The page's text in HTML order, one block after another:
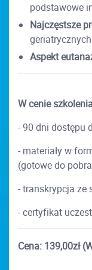
podstawowe
Najczęstsze
geriatrycznych
Aspekt
W cenie
- 90 dni dostępu
- materiały w
(gotowe do
- transkrypcja ze
- certyfikat
Cena: 139,00zł